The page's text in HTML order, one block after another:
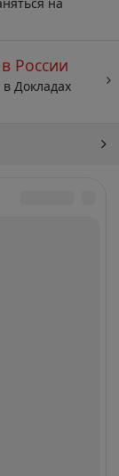
России
Докладах